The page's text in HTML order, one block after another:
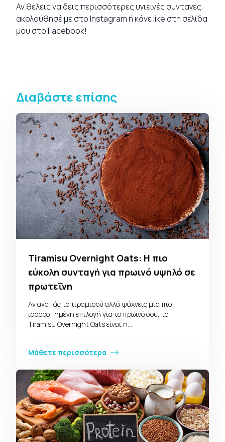
Αν θέλεις να δεις περισσότερες υγιεινέςσυνταγές,
ακολούθησέ με στο Instagram ή κάνε like στη σελίδα
μου στο Facebook!
Διαβάστε επίσης
Tiramisu Overnight Oats: Η πιο
εύκολη συνταγή για πρωινό υψηλό σε
πρωτεΐνη
Αν αγαπάς το τιραμισού αλλά ψάχνεις μια πιο
ισορροπημένη επιλογή για το πρωινό σου, τα
Tiramisu Overnight Oats είναι η…
Μάθετε περισσότερα